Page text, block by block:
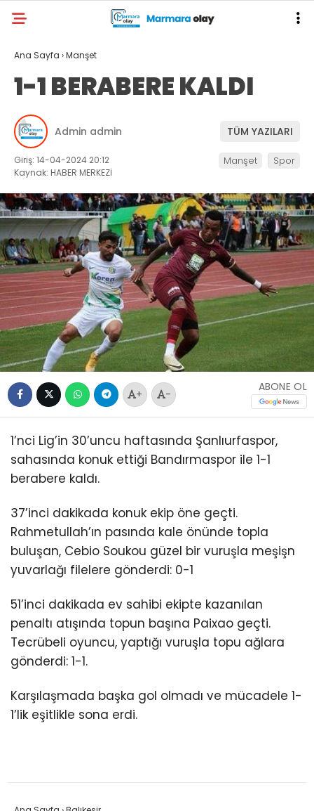
Ana Sayfa ›Manşet
1-1 BERABERE KALDI
Admin admin TÜM YAZILARI
Giriş: 14-04-2024 20:12
Kaynak: HABER MERKEZİ
Manşet Spor
+ -
ABONE OL
1’nci Lig’in 30’uncu haftasında Şanlıurfaspor,
sahasında konuk ettiği Bandırmaspor ile 1-1
berabere kaldı.
37’inci dakikada konuk ekip öne geçti.
Rahmetullah’ın pasında kale önünde topla
buluşan, Cebio Soukou güzel bir vuruşla meşişn
yuvarlağı filelere gönderdi: 0-1
51’inci dakikada ev sahibi ekipte kazanılan
penaltı atışında topun başına Paixao geçti.
Tecrübeli oyuncu, yaptığı vuruşla topu ağlara
gönderdi: 1-1.
Karşılaşmada başka gol olmadı ve mücadele 1-
1’lik eşitlikle sona erdi.